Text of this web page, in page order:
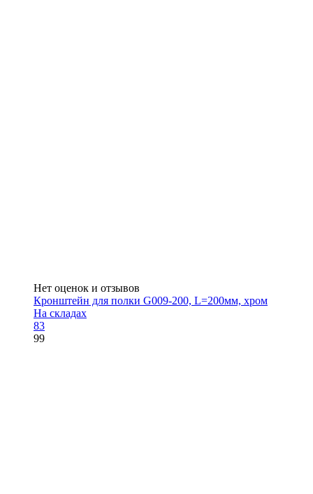
Нет оценок и отзывов
Кронштейн для полки G009-200, L=200мм, хром
На складах
83
99